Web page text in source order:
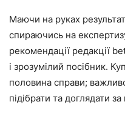
Маючи на руках
спираючись на
рекомендації редакції
і зрозумілий посібник.
половина справи;
підібрати та доглядати